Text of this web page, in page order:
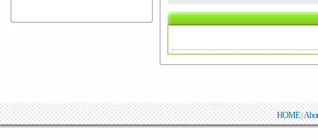
HOME|